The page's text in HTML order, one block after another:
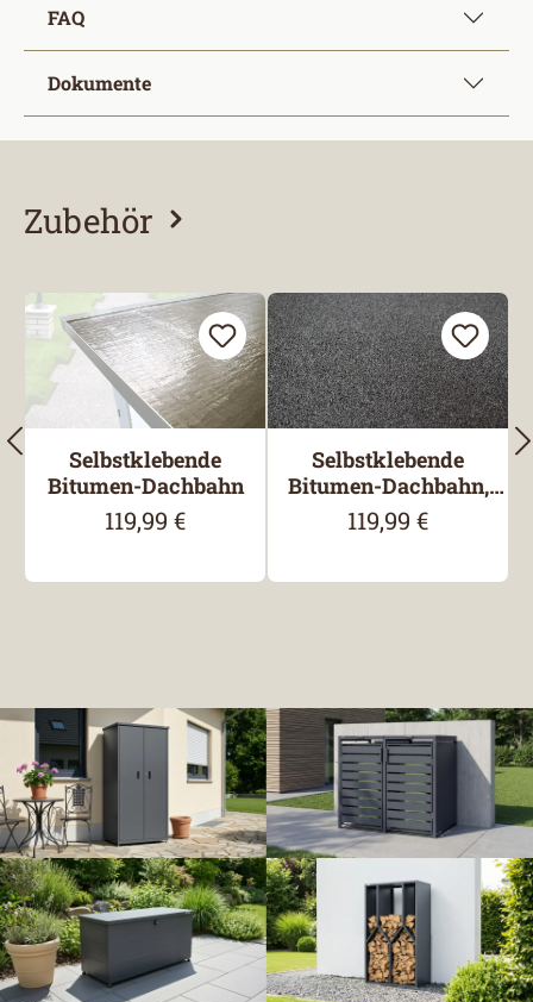
FAQ
Dokumente
Zubehör
Selbstklebende
Bitumen-Dachbahn
Regulärer Preis:
119,99 €
Selbstklebende
Bitumen-Dachbahn,
besandet
Regulärer Preis:
119,99 €